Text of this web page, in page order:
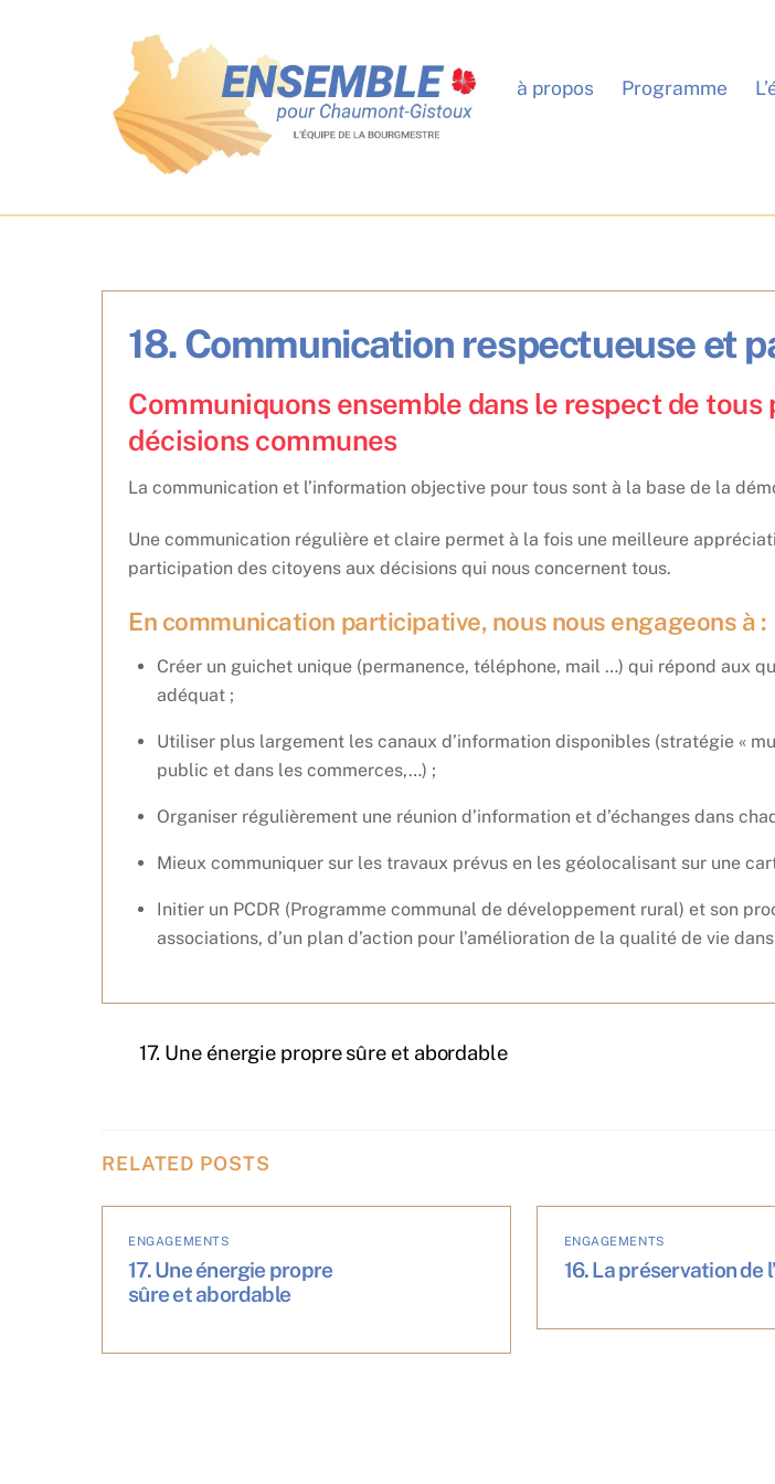
à propos Programme
18. Communication respectueuse et
Communiquons ensemble dans le respect de
décisions communes
La communication et l’information objective pour tous sont à la base de la
Une communication régulière et claire permet à la fois une meilleure
participation des citoyens aux décisions qui nous concernent tous.
En communication participative, nous nous engageons à :
Créer un guichet unique (permanence, téléphone, mail …) qui répond aux
adéquat ;
Utiliser plus largement les canaux d’information disponibles (stratégie «
public et dans les commerces,…) ;
Organiser régulièrement une réunion d’information et d’échanges dans
Mieux communiquer sur les travaux prévus en les géolocalisant sur une
Initier un PCDR (Programme communal de développement rural) et son
associations, d’un plan d’action pour l’amélioration de la qualité de vie
17. Une énergie propre sûre et abordable
RELATED POSTS
ENGAGEMENTS
17. Une énergie propre
sûre et abordable
ENGAGEMENTS
16. La préservation de